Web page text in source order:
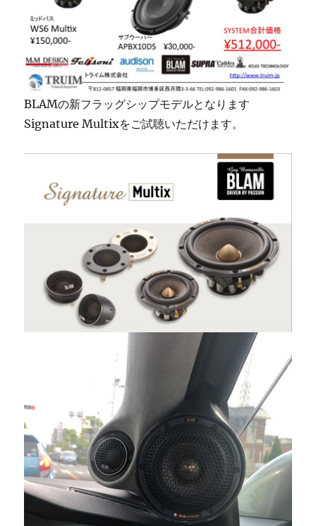
BLAMの新フラッグシップモデルとなります
Signature Multixをご試聴いただけます。